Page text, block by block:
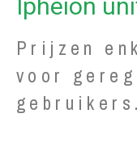
Ipheion
Prijzen
voor
gebruikers.